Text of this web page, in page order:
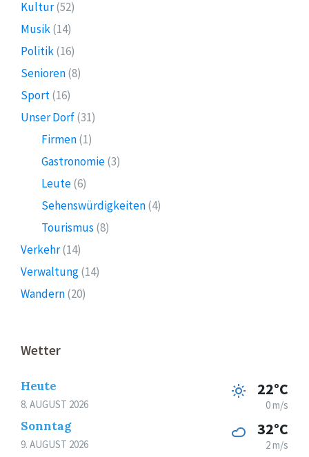
Kultur(52)
Musik(14)
Politik(16)
Senioren(8)
Sport(16)
Unser Dorf(31)
Firmen(1)
Gastronomie(3)
Leute(6)
Sehenswürdigkeiten(4)
Tourismus (8)
Verkehr(14)
Verwaltung(14)
Wandern(20)
Wetter
Heute
8. AUGUST 2026
22°C
0 m/s
Sonntag
9. AUGUST 2026
32°C
2 m/s